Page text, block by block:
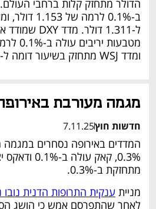
ומדד WSJ מתחזק בשיעור דומה ל-97 נקודות.
מגמה מעורבת
חדשות חוץ7.11.25
מתחזקת ב-0.3%.
מניית ענקית התרופות הדנית נובו